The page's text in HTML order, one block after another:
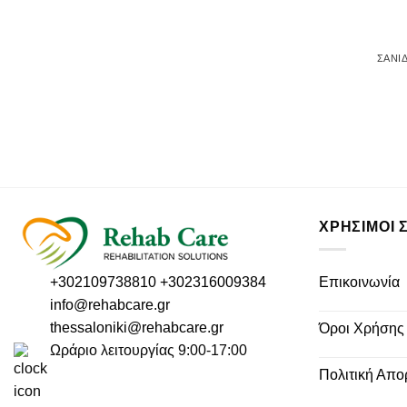
+302109738810 +302316009384
info@rehabcare.gr
thessaloniki@rehabcare.gr
Ωράριο λειτουργίας 9:00-17:00
ΧΡΗΣΙΜΟΙ
Επικοινωνία
Όροι Χρήσης
Πολιτική